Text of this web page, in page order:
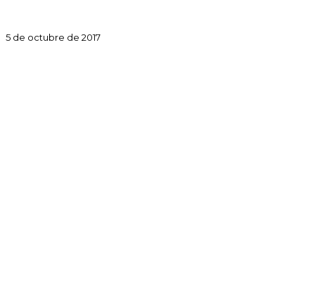
5 de octubre de 2017